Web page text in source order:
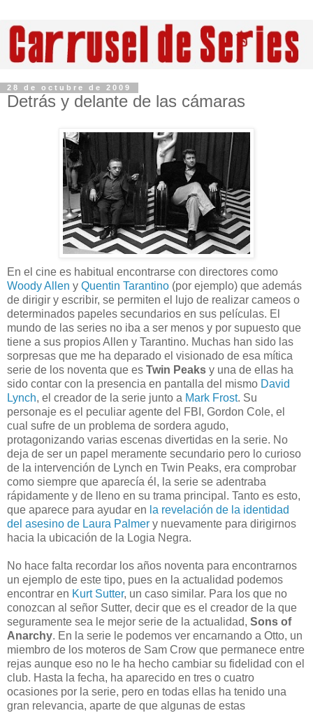
28 de octubre de 2009
Detrás y delante de las cámaras
En el cine es habitual encontrarse con directores como
Woody Allen y Quentin Tarantino (por ejemplo) que además
de dirigir y escribir, se permiten el lujo de realizar cameos o
determinados papeles secundarios en sus películas. El
mundo de las series no iba a ser menos y por supuesto que
tiene a sus propios Allen y Tarantino. Muchas han sido las
sorpresas que me ha deparado el visionado de esa mítica
serie de los noventa que es Twin Peaks y una de ellas ha
sido contar con la presencia en pantalla del mismo David
Lynch, el creador de la serie junto a Mark Frost. Su
personaje es el peculiar agente del FBI, Gordon Cole, el
cual sufre de un problema de sordera agudo,
protagonizando varias escenas divertidas en la serie. No
deja de ser un papel meramente secundario pero lo curioso
de la intervención de Lynch en Twin Peaks, era comprobar
como siempre que aparecía él, la serie se adentraba
rápidamente y de lleno en su trama principal. Tanto es esto,
que aparece para ayudar en la revelación de la identidad
del asesino de Laura Palmer y nuevamente para dirigirnos
hacia la ubicación de la Logia Negra.
No hace falta recordar los años noventa para encontrarnos
un ejemplo de este tipo, pues en la actualidad podemos
encontrar en Kurt Sutter, un caso similar. Para los que no
conozcan al señor Sutter, decir que es el creador de la que
seguramente sea le mejor serie de la actualidad, Sons of
Anarchy. En la serie le podemos ver encarnando a Otto, un
miembro de los moteros de Sam Crow que permanece entre
rejas aunque eso no le ha hecho cambiar su fidelidad con el
club. Hasta la fecha, ha aparecido en tres o cuatro
ocasiones por la serie, pero en todas ellas ha tenido una
gran relevancia, aparte de que algunas de estas